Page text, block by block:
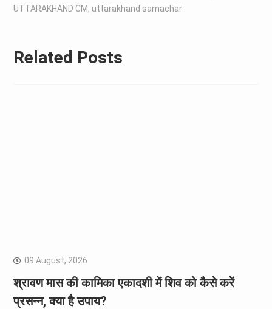
UTTARAKHAND CM, uttarakhand samachar
Related Posts
09 August, 2026
श्रावण मास की कामिका एकादशी में शिव को कैसे करें
प्रसन्न, क्या है उपाय?